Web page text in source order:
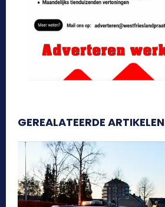
GEREALATEERDE ARTIKELEN